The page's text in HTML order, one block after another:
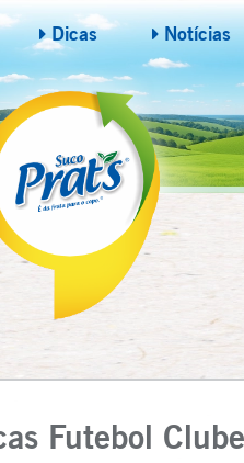
Dicas Notícias
Futebol Clube